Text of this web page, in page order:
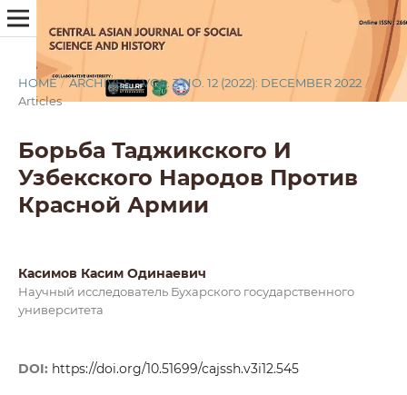
HOME / ARCHIVES / VOL. 3 NO. 12 (2022): DECEMBER 2022 /
Articles
Борьба Таджикского И
Узбекского Народов Против
Красной Армии
Касимов Касим Одинаевич
Научный исследователь Бухарского государственного
университета
DOI: https://doi.org/10.51699/cajssh.v3i12.545